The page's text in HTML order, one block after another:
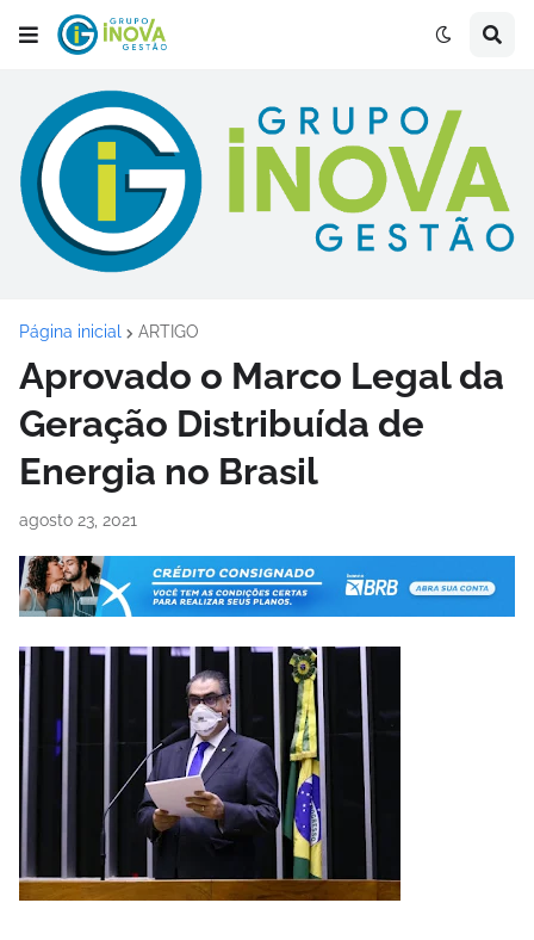
Página inicial ARTIGO
Aprovado o Marco Legal da
Geração Distribuída de
Energia no Brasil
agosto 23, 2021